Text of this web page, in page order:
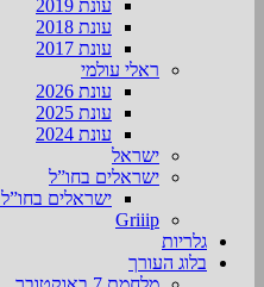
עונת 2019
עונת 2018
עונת 2017
ראלי עולמי
עונת 2026
עונת 2025
עונת 2024
ישראל
ישראלים בחו”ל
ישראלים בחו”ל 2018
Griiip
גלריות
בלוג העורך